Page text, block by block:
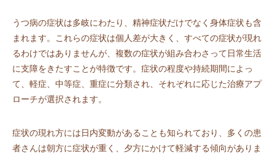
うつ病の症状は多岐にわたり、精神症状だけでなく身体症状も含
まれます。これらの症状は個人差が大きく、すべての症状が現れ
るわけではありませんが、複数の症状が組み合わさって日常生活
に支障をきたすことが特徴です。症状の程度や持続期間によっ
て、軽症、中等症、重症に分類され、それぞれに応じた治療アプ
ローチが選択されます。
症状の現れ方には日内変動があることも知られており、多くの患
者さんは朝方に症状が重く、夕方にかけて軽減する傾向がありま